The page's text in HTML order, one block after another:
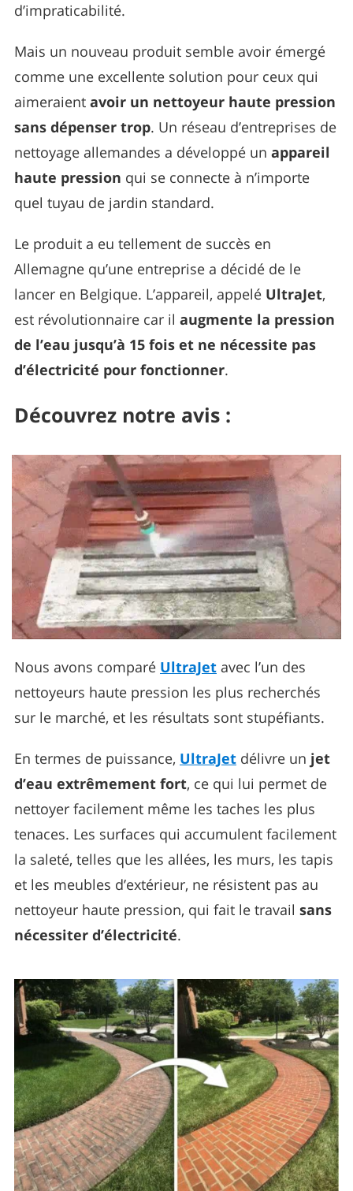
d’impraticabilité.
Mais un nouveau produit semble avoir émergé
comme une excellente solution pour ceux qui
aimeraient avoir un nettoyeur haute pression
sans dépenser trop. Un réseau d’entreprises de
nettoyage allemandes a développé un appareil
haute pression qui se connecte à n’importe
quel tuyau de jardin standard.
Le produit a eu tellement de succès en
Allemagne qu’une entreprise a décidé de le
lancer en Belgique. L’appareil, appelé UltraJet,
est révolutionnaire car il augmente la pression
de l’eau jusqu’à 15 fois et ne nécessite pas
d’électricité pour fonctionner.
Découvrez notre avis :
Nous avons comparé UltraJet avec l’un des
nettoyeurs haute pression les plus recherchés
sur le marché, et les résultats sont stupéfiants.
En termes de puissance, UltraJet délivre un jet
d’eau extrêmement fort, ce qui lui permet de
nettoyer facilement même les taches les plus
tenaces. Les surfaces qui accumulent facilement
la saleté, telles que les allées, les murs, les tapis
et les meubles d’extérieur, ne résistent pas au
nettoyeur haute pression, qui fait le travail sans
nécessiter d’électricité.